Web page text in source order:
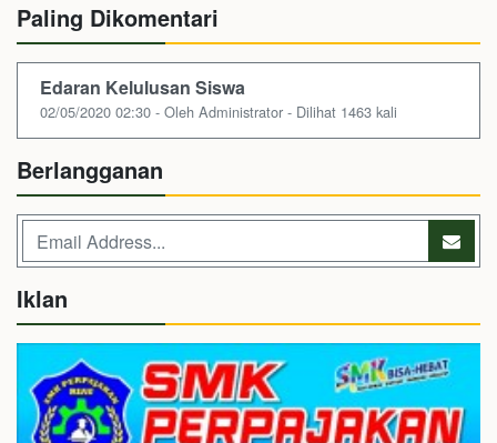
Paling Dikomentari
Edaran Kelulusan Siswa
02/05/2020 02:30 - Oleh Administrator - Dilihat 1463 kali
Berlangganan
Iklan